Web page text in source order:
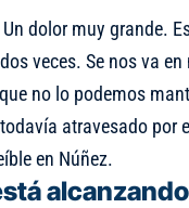
dolor muy grande.
veces. Se nos va
no lo podemos
atravesado por
en Núñez.